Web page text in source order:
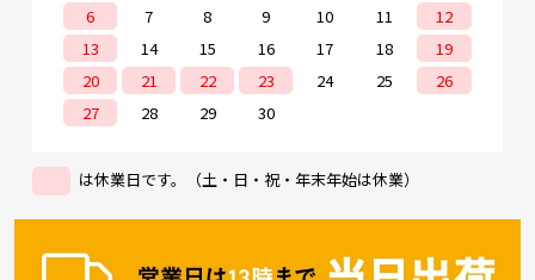
6
7 8 9 10 11
12
13
14 15 16 17 18
19
20
21 22 23 24 25
26
27
28 29 30
は休業日です。（土・日・祝・年末年始は休業）